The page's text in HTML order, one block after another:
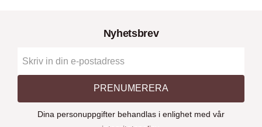
Nyhetsbrev
PRENUMERERA
Dina personuppgifter behandlas i enlighet med vår